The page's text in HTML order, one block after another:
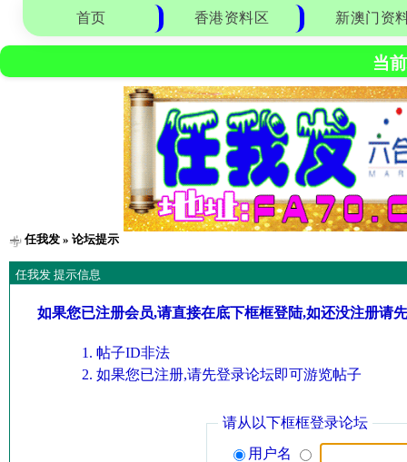
首页 香港资料区 新澳门资
当
任我发» 论坛提示
任我发 提示信息
如果您已注册会员,请直接在底下框框登陆,如还没注册请
帖子ID非法
如果您已注册,请先登录论坛即可游览帖子
请从以下框框登录论坛
用户名